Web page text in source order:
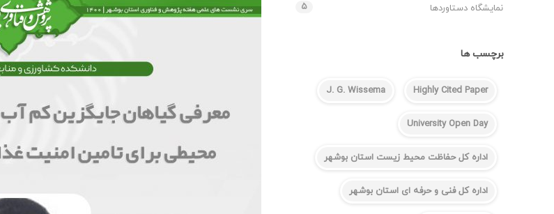
نمایشگاه دستاوردها ۵
برچسب ها
Highly Cited Paper
J. G. Wissema
University Open Day
اداره کل حفاظت محیط زیست استان بوشهر
اداره کل فنی و حرفه ای استان بوشهر